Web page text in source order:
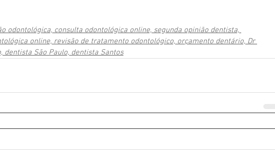
odontológica, consulta odontológica online, segunda opinião dentista,
online, revisão de tratamento odontológico, orçamento dentário, Dr
dentista São Paulo, dentista Santos